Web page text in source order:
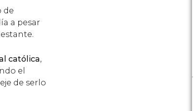
de
a pesar
católica,
el
de serlo